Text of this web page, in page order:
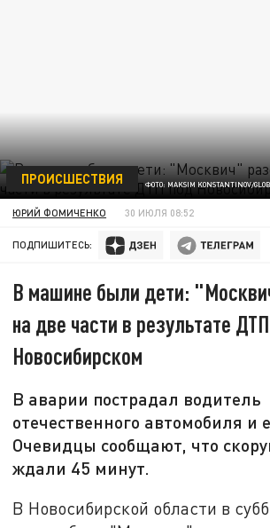
ФОТО: MAKSIM KONSTANTINOV/
ПРОИСШЕСТВИЯ
ЮРИЙ ФОМИЧЕНКО 30 ИЮЛЯ 08:52
ПОДПИШИТЕСЬ:
В машине были дети:
на две части в результате
Новосибирском
В аварии пострадал водитель
отечественного автомобиля и
Очевидцы сообщают, что
ждали 45 минут.
В Новосибирской области в